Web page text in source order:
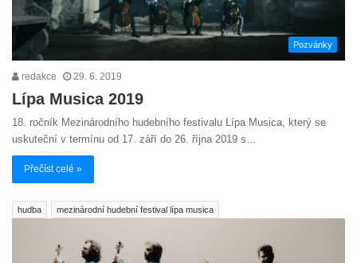
Pozvánky
redakce 29. 6. 2019
Lípa Musica 2019
18. ročník Mezinárodního hudebního festivalu Lípa Musica, který se
uskuteční v termínu od 17. září do 26. října 2019 s…
Přečíst celé »
hudba mezinárodní hudební festival lípa musica